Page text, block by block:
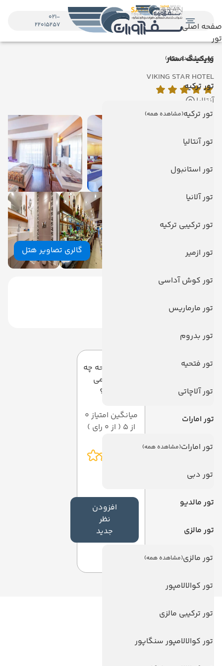
صفحه اصلی
تور
تور(مشاهده همه)
تور ترکیه
تور ترکیه(مشاهده همه)
تور آنتالیا
تور استانبول
تور آلانیا
تور ترکیبی ترکیه
تور ازمیر
تور کوش آداسی
تور مارماریس
تور بدروم
تور فتحیه
تور آلاچاتی
تور امارات
تور امارات(مشاهده همه)
تور دبی
تور مالدیو
تور مالزی
تور مالزی(مشاهده همه)
تور کوالالامپور
تور ترکیبی مالزی
تور کوالالامپور سنگاپور
021-
22015257
وایكینگ استار
VIKING STAR HOTEL
آنتالیا
گالری تصاویر هتل
دیدگاه کاربران
به این صفحه چه
امتیازی می
دهید؟
میانگین امتیاز 0
از 5 ( از 0 رای )
افزودن
نظر
جدید
لینک های مفید
ویزا